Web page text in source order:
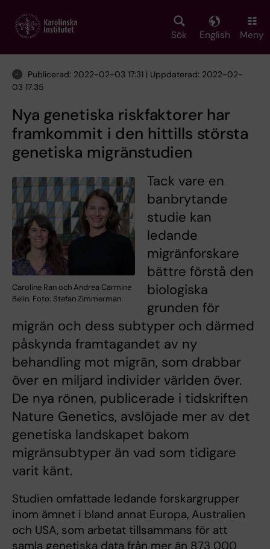
main
Sök English Meny
Publicerad: 2022-02-03 17:31 | Uppdaterad: 2022-02-
03 17:35
Nya genetiska riskfaktorer har
framkommit i den hittills största
genetiska migränstudien
Caroline Ran och Andrea Carmine
Belin. Foto: Stefan Zimmerman
Tack vare en
banbrytande
studie kan
ledande
migränforskare
bättre förstå den
biologiska
grunden för
migrän och dess subtyper och därmed
påskynda framtagandet av ny
behandling mot migrän, som drabbar
över en miljard individer världen över.
De nya rönen, publicerade i tidskriften
Nature Genetics, avslöjade mer av det
genetiska landskapet bakom
migränsubtyper än vad som tidigare
varit känt.
Studien omfattade ledande forskargrupper
inom ämnet i bland annat Europa, Australien
och USA, som arbetat tillsammans för att
samla genetiska data från mer än 873 000